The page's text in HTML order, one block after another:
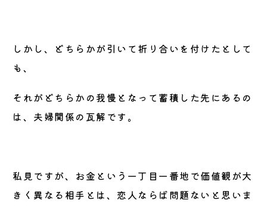
しかし、どちらかが引いて折り合いを付けたとして
も、
それがどちらかの我慢となって蓄積した先にあるの
は、夫婦関係の瓦解です。
私見ですが、お金という一丁目一番地で価値観が大
きく異なる相手とは、恋人ならば問題ないと思いま